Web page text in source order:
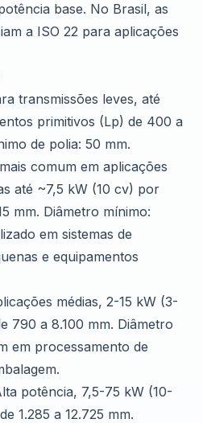
base. No Brasil, as
a ISO 22 para aplicações
transmissões leves, até
primitivos (Lp) de 400 a
de polia: 50 mm.
comum em aplicações
até ~7,5 kW (10 cv) por
mm. Diâmetro mínimo:
em sistemas de
e equipamentos
médias, 2-15 kW (3-
790 a 8.100 mm. Diâmetro
em processamento de
potência, 7,5-75 kW (10-
1.285 a 12.725 mm.